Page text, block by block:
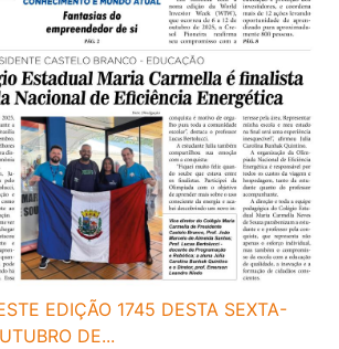
EDIÇÃO 1745 DESTA SEXTA-
DE...